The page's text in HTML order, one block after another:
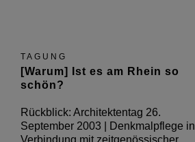
TAGUNG
[Warum] Ist es am Rhein so
schön?
Rückblick: Architektentag 26.
September 2003 | Denkmalpflege in
Verbindung mit zeitgenössischer